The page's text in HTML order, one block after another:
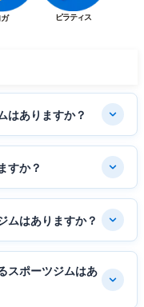
ピラティス
はありますか？
すか？
ムはありますか？
スポーツジムはあ